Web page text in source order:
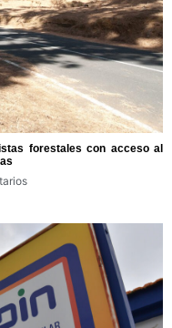
forestales con acceso al